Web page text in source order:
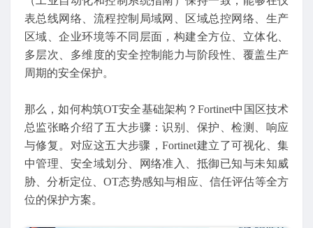
表总线网络、流程控制局域网、区域总控网络、生产
区域、企业环境等不同层面，构建全方位、立体化、
多层次、多维度的安全控制能力与阶段性、覆盖生产
周期的安全保护。
那么，如何构筑OT安全基础架构？Fortinet中国区技术
总监张略介绍了五大步骤：识别、保护、检测、响应
与修复。对应这五大步骤，Fortinet建立了可视化、集
中管理、安全域划分、网络准入、抵御已知与未知威
胁、分析定位、OT态势感知与相应、信任评估等全方
位的保护方案。